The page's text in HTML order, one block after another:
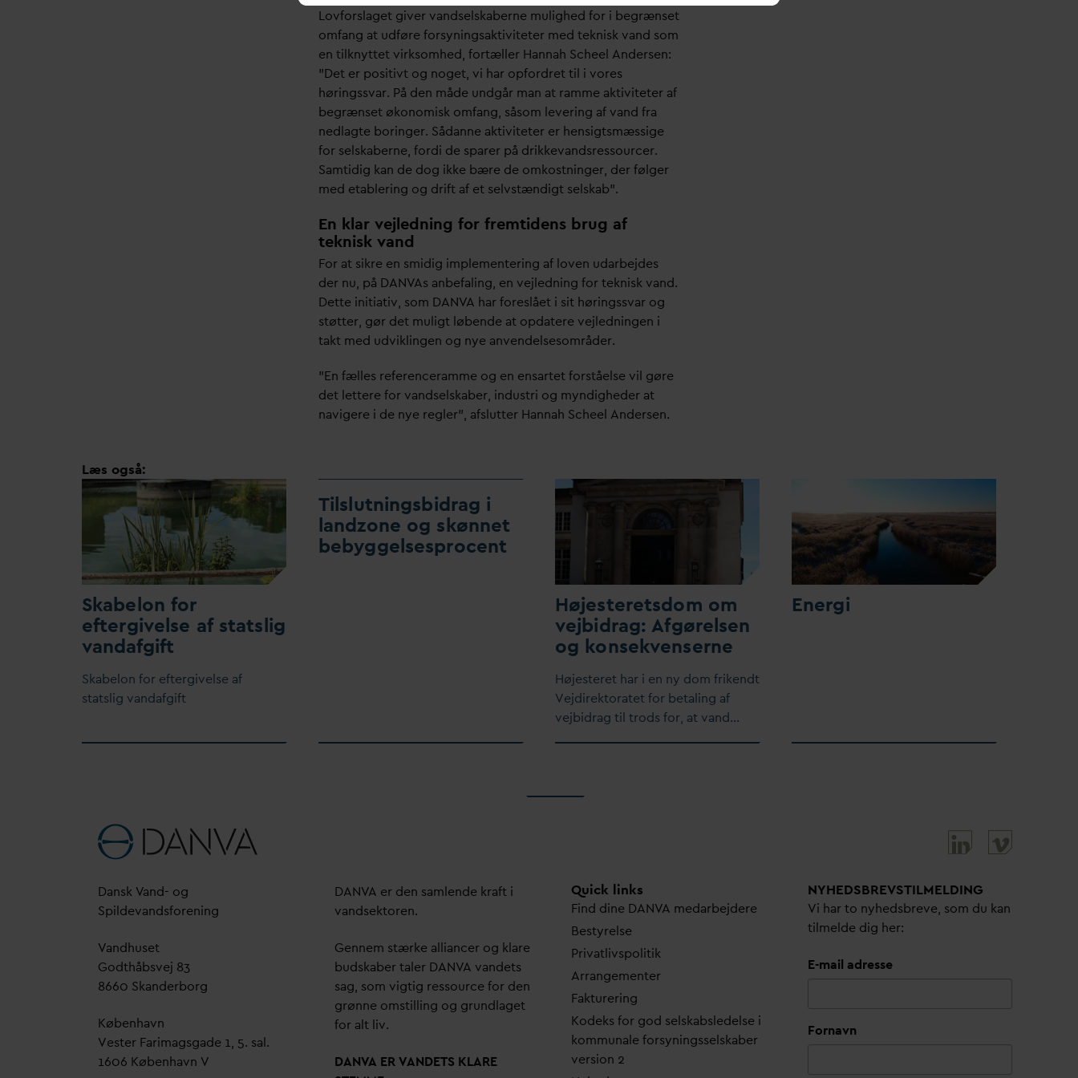
Lovforslaget giver vandselskaberne mulighed for i begrænset
omfang at udføre forsyningsaktiviteter med teknisk vand som
en tilknyttet virksomhed, fortæller Hannah Scheel Andersen:
”Det er positivt og noget, vi har opfordret til i vores
høringssvar. På den måde undgår man at ramme aktiviteter af
begrænset økonomisk omfang, såsom levering af vand fra
nedlagte boringer. Sådanne aktiviteter er hensigtsmæssige
for selskaberne, fordi de sparer på drikkevandsressourcer.
Samtidig kan de dog ikke bære de omkostninger, der følger
med etablering og drift af et selvstændigt selskab”.
En klar vejledning for fremtidens brug af
teknisk vand
For at sikre en smidig implementering af loven udarbejdes
der nu, på DANVAs anbefaling, en vejledning for teknisk vand.
Dette initiativ, som DANVA har foreslået i sit høringssvar og
støtter, gør det muligt løbende at opdatere vejledningen i
takt med udviklingen og nye anvendelsesområder.
”En fælles referenceramme og en ensartet forståelse vil gøre
det lettere for vandselskaber, industri og myndigheder at
navigere i de nye regler”, afslutter Hannah Scheel Andersen.
Læs også:
Skabelon for
eftergivelse af statslig
vandafgift
Skabelon for eftergivelse af
statslig vandafgift
Tilslutningsbidrag i
landzone og skønnet
bebyggelsesprocent
Højesteretsdom om
vejbidrag: Afgørelsen
og konsekvenserne
Højesteret har i en ny dom frikendt
Vejdirektoratet for betaling af
vejbidrag til trods for, at vand…
Energi
Dansk Vand- og
Spildevandsforening
Vandhuset
Godthåbsvej 83
8660 Skanderborg
København
Vester Farimagsgade 1, 5. sal.
1606 København V
DANVA er den samlende kraft i
vandsektoren.
Gennem stærke alliancer og klare
budskaber taler DANVA vandets
sag, som vigtig ressource for den
grønne omstilling og grundlaget
for alt liv.
DANVA ERVANDETS KLARE
Quick links
Find dine DANVA medarbejdere
Bestyrelse
Privatlivspolitik
Arrangementer
Fakturering
Kodeks for god selskabsledelse i
kommunale forsyningsselskaber
version 2
NYHEDSBREVS­TILMELDING
Vi har to nyhedsbreve, som du kan
tilmelde dig her:
E-mail adresse
Fornavn